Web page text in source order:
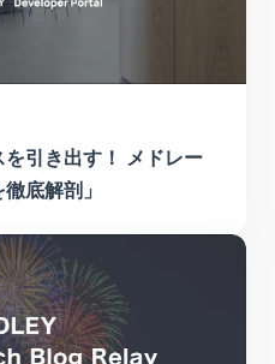
を引き出す！ メドレー
底解剖」